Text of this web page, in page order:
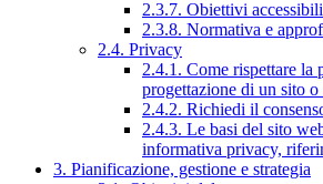
2.3.7. Obiettivi
2.3.8. Normativa e
2.4. Privacy
2.4.1. Come rispettare la
progettazione di un sito
2.4.2. Richiedi il
2.4.3. Le basi del sito
informativa privacy,
3. Pianificazione, gestione e strategia